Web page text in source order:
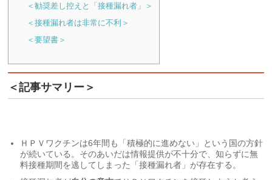
＜勧奨差し控えと「接種漏れ者」＞
＜接種漏れ者は非常に不利＞
＜要望書＞
＜記事サマリー＞
ＨＰＶワクチンは6年間も「積極的に進めない」という国の方針
が続いている。そのあいだは情報提供が不十分で、知らずに無
料接種期間を逃してしまった「接種漏れ者」が存在する。